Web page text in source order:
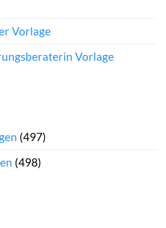
Vorlage
Vorlage
(497)
(498)